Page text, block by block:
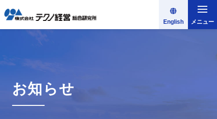
English メニュー
お知らせ